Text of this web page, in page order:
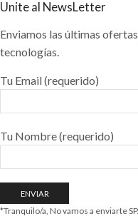
Unite al NewsLetter
Enviamos las últimas
tecnologías.
Tu Email (requerido)
Tu Nombre (requerido)
*Tranquilo/a, No vamos a enviarte